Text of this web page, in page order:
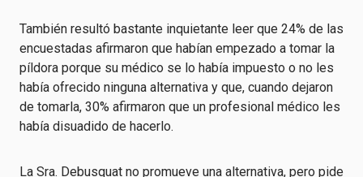
También resultó bastante inquietante leer que 24% de las
encuestadas afirmaron que habían empezado a tomar la
píldora porque su médico se lo había impuesto o no les
había ofrecido ninguna alternativa y que, cuando dejaron
de tomarla, 30% afirmaron que un profesional médico les
había disuadido de hacerlo.
La Sra. Debusquat no promueve una alternativa, pero pide